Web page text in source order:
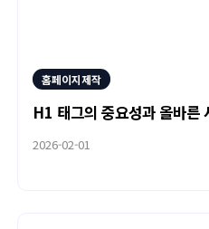
홈페이지제작
H1 태그의 중요성과 올바른
2026-02-01